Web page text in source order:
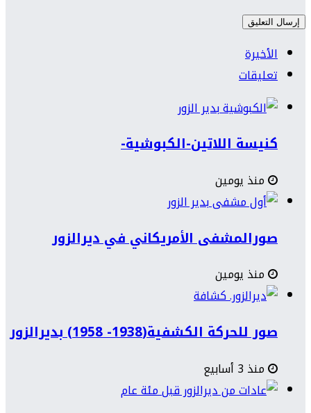
الأخيرة
تعليقات
كنيسة اللاتين-الكبوشية-
منذ يومين
صورالمشفى الأمريكاني في ديرالزور
منذ يومين
صور للحركة الكشفية(1938- 1958) بديرالزور
منذ 3 أسابيع